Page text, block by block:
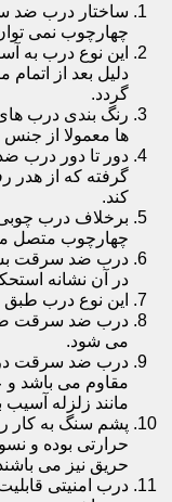
ساختار درب ضد
چهارچوب نمی
این نوع درب به
دلیل بعد از
گردد.
رنگ بندی درب
ها معمولا از جنس MDF با روکش رنگ یا PVC می باشد.
دور تا دور درب
گرفته که از هدر
کند.
برخلاف درب
چهارچوب متصل
درب ضد سرقت
در آن نشانه
این نوع درب طبق
درب ضد سرقت
می شود.
درب ضد سرقت در
مقاوم می باشد و
مانند زلزله
پشم سنگ به کار
حرارتی بوده و
حریق نیز می
درب امنیتی